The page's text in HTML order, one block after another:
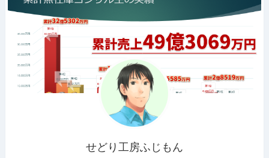
せどり工房ふじもん